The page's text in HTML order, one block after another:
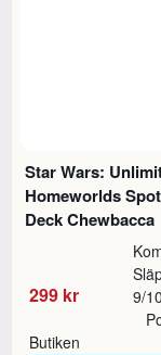
Star Wars:
Homeworlds
Deck Chewbacca
299 kr
9/10
Butiken